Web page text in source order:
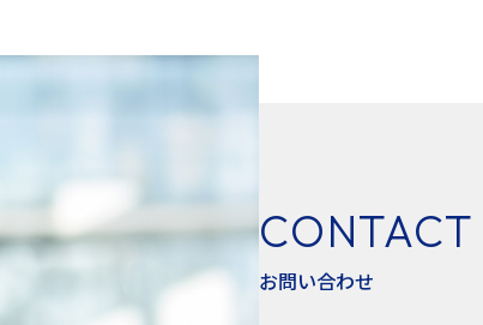
CONTACT
お問い合わせ